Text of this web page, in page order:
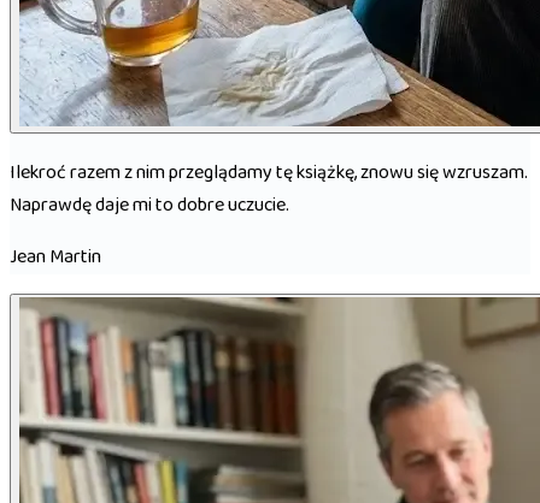
Ilekroć razem z nim przeglądamy tę książkę, znowu się wzruszam.
Naprawdę daje mi to dobre uczucie.
Jean Martin